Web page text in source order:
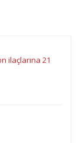
ilaçlarına 21